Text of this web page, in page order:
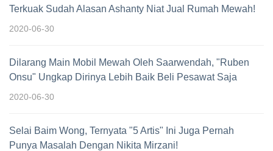
Terkuak Sudah Alasan Ashanty Niat Jual Rumah Mewah!
2020-06-30
Dilarang Main Mobil Mewah Oleh Saarwendah, "Ruben
Onsu" Ungkap Dirinya Lebih Baik Beli Pesawat Saja
2020-06-30
Selai Baim Wong, Ternyata "5 Artis" Ini Juga Pernah
Punya Masalah Dengan Nikita Mirzani!